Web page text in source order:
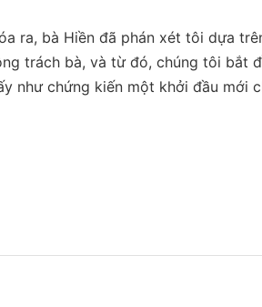
ra, bà Hiền đã phán xét tôi dựa
trách bà, và từ đó, chúng tôi bắt
như chứng kiến một khởi đầu mới